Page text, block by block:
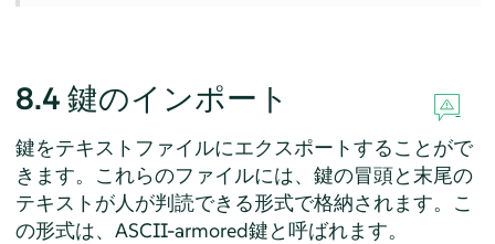
8.4 鍵のインポート
鍵をテキストファイルにエクスポートすることがで
きます。これらのファイルには、鍵の冒頭と末尾の
テキストが人が判読できる形式で格納されます。こ
の形式は、ASCII-armored鍵と呼ばれます。